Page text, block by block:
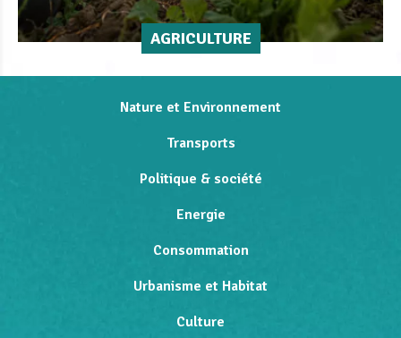
AGRICULTURE
Nature et Environnement
Transports
Politique & société
Energie
Consommation
Urbanisme et Habitat
Culture